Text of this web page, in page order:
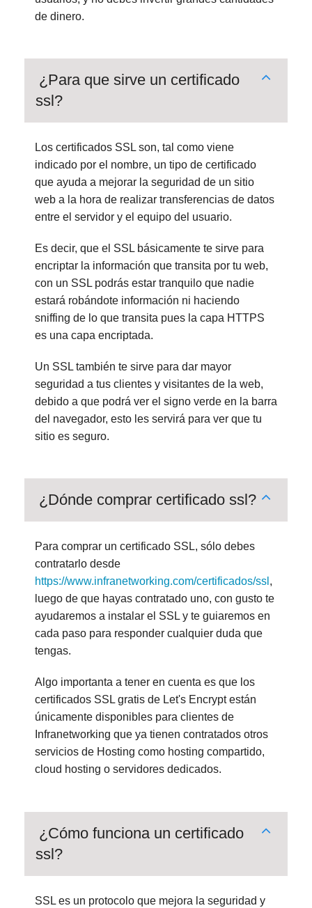
de dinero.
¿Para que sirve un certificado
ssl?
Los certificados SSL son, tal como viene
indicado por el nombre, un tipo de certificado
que ayuda a mejorar la seguridad de un sitio
web a la hora de realizar transferencias de datos
entre el servidor y el equipo del usuario.
Es decir, que el SSL básicamente te sirve para
encriptar la información que transita por tu web,
con un SSL podrás estar tranquilo que nadie
estará robándote información ni haciendo
sniffing de lo que transita pues la capa HTTPS
es una capa encriptada.
Un SSL también te sirve para dar mayor
seguridad a tus clientes y visitantes de la web,
debido a que podrá ver el signo verde en la barra
del navegador, esto les servirá para ver que tu
sitio es seguro.
¿Dónde comprar certificado ssl?
Para comprar un certificado SSL, sólo debes
contratarlo desde
https://www.infranetworking.com/certificados/ssl ,
luego de que hayas contratado uno, con gusto te
ayudaremos a instalar el SSL y te guiaremos en
cada paso para responder cualquier duda que
tengas.
Algo importanta a tener en cuenta es que los
certificados SSL gratis de Let's Encrypt están
únicamente disponibles para clientes de
Infranetworking que ya tienen contratados otros
servicios de Hosting como hosting compartido,
cloud hosting o servidores dedicados.
¿Cómo funciona un certificado
ssl?
SSL es un protocolo que mejora la seguridad y